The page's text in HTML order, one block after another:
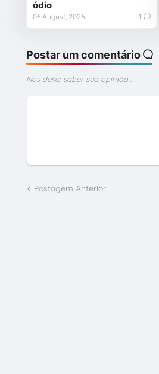
ódio
06 August, 2026 1
Postar um comentário
Nos deixe saber sua opinião...
Postagem Anterior